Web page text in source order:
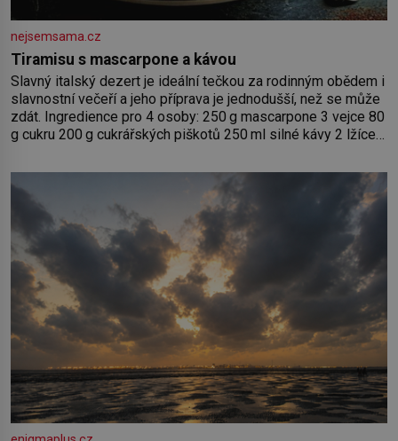
nejsemsama.cz
Tiramisu s mascarpone a kávou
Slavný italský dezert je ideální tečkou za rodinným obědem i
slavnostní večeří a jeho příprava je jednodušší, než se může
zdát. Ingredience pro 4 osoby: 250 g mascarpone 3 vejce 80
g cukru 200 g cukrářských piškotů 250 ml silné kávy 2 lžíce
bílků. Žloutky vyšlehejte s cukrem do světlé pěny a postupně
do nich vmíchejte mascarpone, aby vznikl hladký